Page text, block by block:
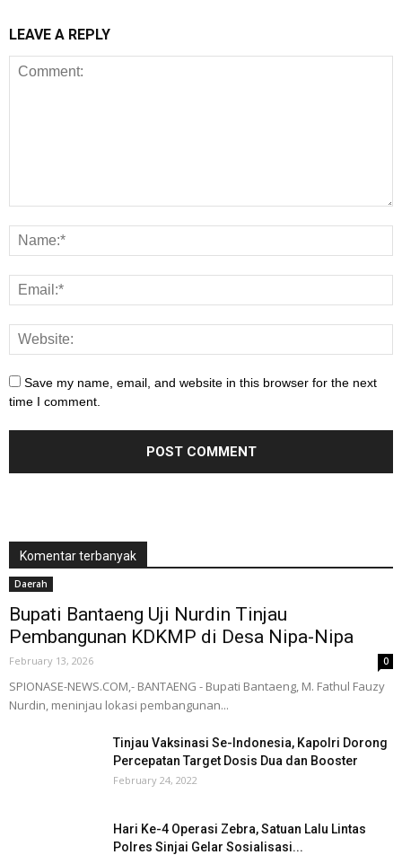
LEAVE A REPLY
Save my name, email, and website in this browser for the next
time I comment.
Komentar terbanyak
Daerah
Bupati Bantaeng Uji Nurdin Tinjau
Pembangunan KDKMP di Desa Nipa-Nipa
February 13, 2026 0
SPIONASE-NEWS.COM,- BANTAENG - Bupati Bantaeng, M. Fathul Fauzy
Nurdin, meninjau lokasi pembangunan...
Tinjau Vaksinasi Se-Indonesia, Kapolri Dorong
Percepatan Target Dosis Dua dan Booster
February 24, 2022
Hari Ke-4 Operasi Zebra, Satuan Lalu Lintas
Polres Sinjai Gelar Sosialisasi...